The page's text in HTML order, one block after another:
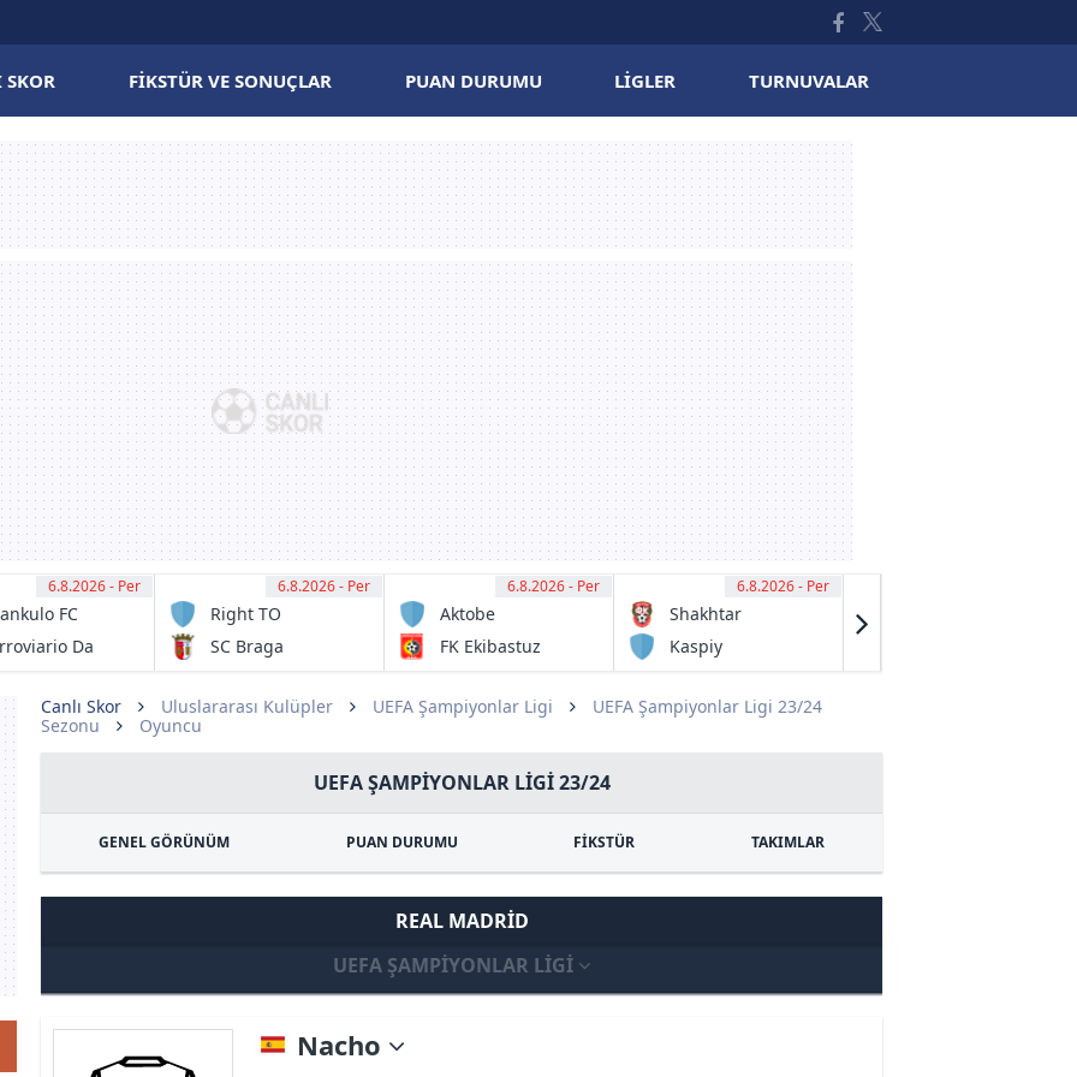
SKOR FIKSTÜR VE SONUÇLAR PUAN DURUMU LIGLER TURNUVALAR
15:45
6.8.2026 - Per
FC
Da
16:00
6.8.2026 - Per
Right TO
Dream
SC Braga
16:00
6.8.2026 - Per
Aktobe
Reserve
FK Ekibastuz
16:00
6.8.2026 - Per
Shakhtar
Karagandy
Kaspiy
Canlı Skor Uluslararası Kulüpler UEFA Şampiyonlar Ligi
UEFA Şampiyonlar Ligi 23/24
Sezonu
Oyuncu
UEFA ŞAMPIYONLAR LIGI 23/24
GENEL GÖRÜNÜM PUAN DURUMU FİKSTÜR TAKIMLAR
REAL MADRID
UEFA ŞAMPIYONLAR LIGI
Nacho